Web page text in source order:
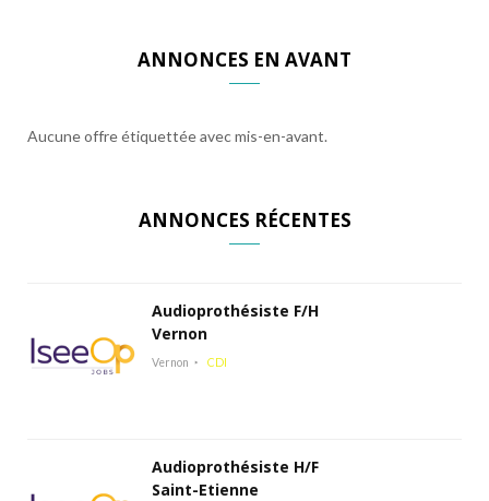
ANNONCES EN AVANT
Aucune offre étiquettée avec mis-en-avant.
ANNONCES RÉCENTES
Audioprothésiste F/H
Vernon
Vernon CDI
Audioprothésiste H/F
Saint-Etienne